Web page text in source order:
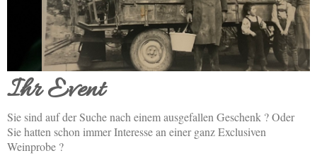
Ihr Event
Sie sind auf der Suche nach einem ausgefallen Geschenk ? Oder
Sie hatten schon immer Interesse an einer ganz Exclusiven
Weinprobe ?